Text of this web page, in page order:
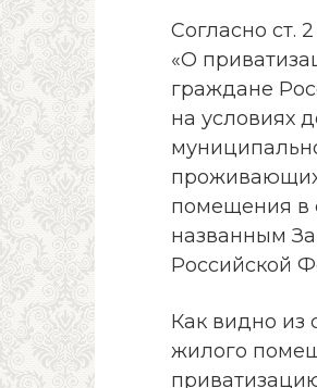
Согласно ст.
«О
граждане
на условиях
проживающих
помещения в
названным
Российской
Как видно из
жилого